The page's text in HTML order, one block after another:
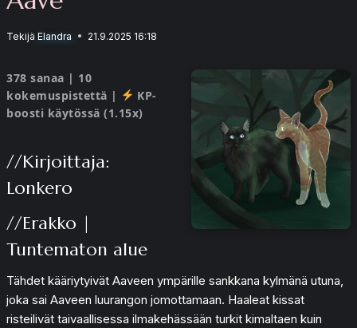
Tekijä Elandra 21.9.2025 16:18
378 sanaa | 10
kokemuspistettä |
KP-
boosti käytössä (1.15x)
//Kirjoittaja:
Lonkero
//Erakko |
Tuntematon alue
Tähdet kääriytyivät Aaveen ympärille sankkana kylmänä utuna,
joka sai Aaveen luurangon jomottamaan. Haaleat kissat
risteilivät taivaallisessa ilmakehässään turkit kimaltaen kuin